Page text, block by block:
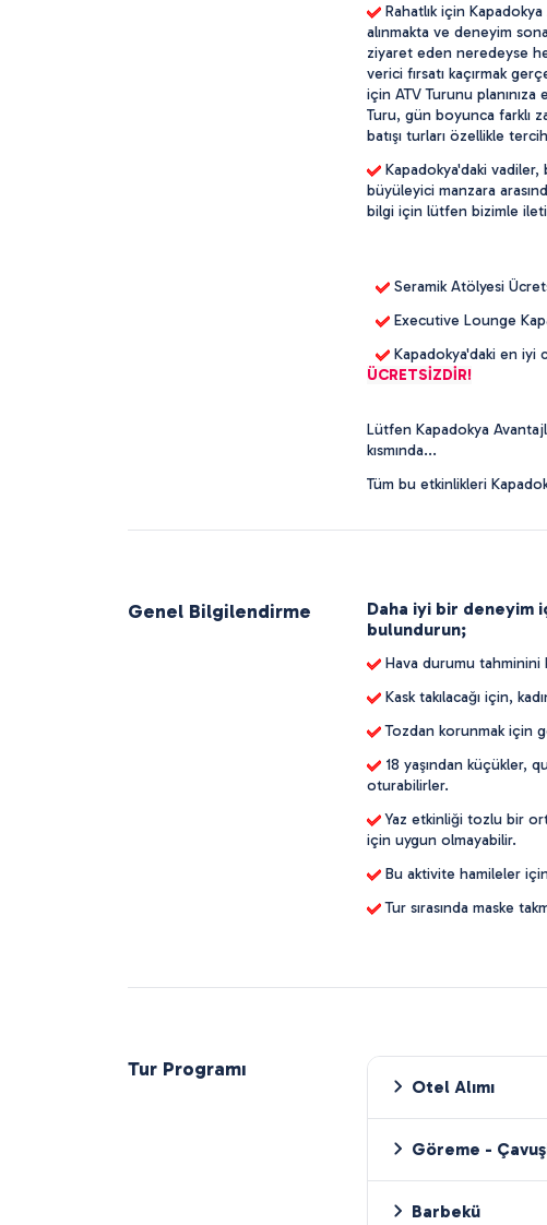
Rahatlık için
alınmakta ve deneyim
ziyaret eden neredeyse
verici fırsatı kaçırmak
için ATV Turunu
Turu, gün boyunca farklı
batışı turları özellikle
Kapadokya'daki
büyüleyici manzara
bilgi için lütfen bizimle
Seramik Atölyesi
Executive Lounge
Kapadokya'daki en iyi
ÜCRETSİZDİR!
Lütfen Kapadokya
kısmında...
Tüm bu etkinlikleri
Genel Bilgilendirme
Daha iyi bir deneyim
bulundurun;
Hava durumu
Kask takılacağı için,
Tozdan korunmak için
18 yaşından küçükler,
oturabilirler.
Yaz etkinliği tozlu bir
için uygun olmayabilir.
Bu aktivite hamileler
Tur sırasında maske
Tur Programı
Otel Alımı
Göreme -
Barbekü